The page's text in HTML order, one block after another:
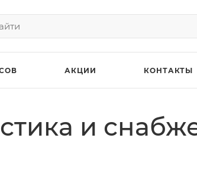
АКЦИИ КОНТАКТЫ
и